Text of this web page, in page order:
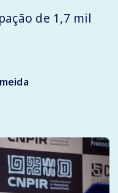
de 1,7 mil